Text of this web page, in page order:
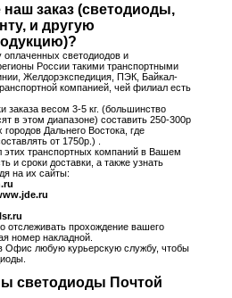
наш заказ (светодиоды,
и другую
светодиодов и
России такими транспортными
Желдорэкспедиция, ПЭК, Байкал-
компанией, чей филиал есть
заказа весом 3-5 кг. (большинство
в этом диапазоне) составить 250-300р
Дальнего Востока, где
от 1750р.) .
транспортных компаний в Вашем
и сроки доставки, а также узнать
на их сайты:
отслеживать прохождение вашего
номер накладной.
Офис любую курьерскую службу, чтобы
светодиоды Почтой